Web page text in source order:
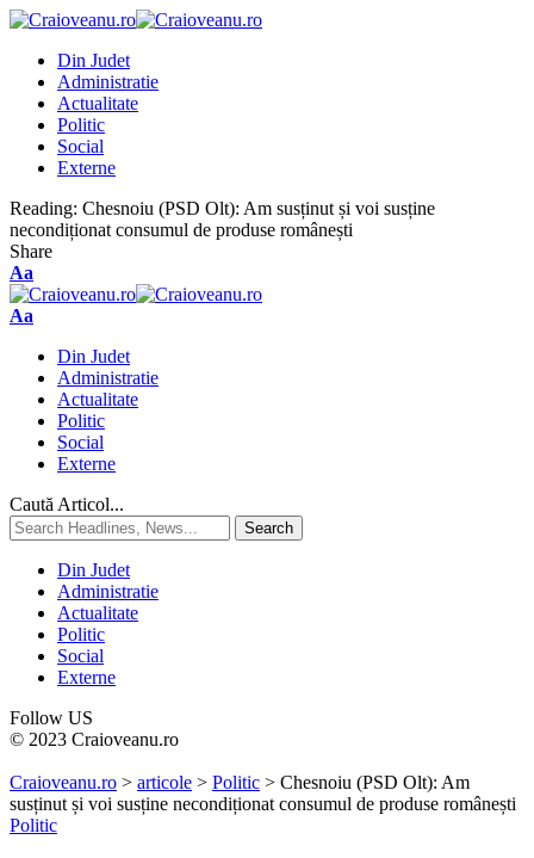
Din Judet
Administratie
Actualitate
Politic
Social
Externe
Reading: Chesnoiu (PSD Olt): Am susținut și voi susține
necondiționat consumul de produse românești
Share
Aa
Aa
Din Judet
Administratie
Actualitate
Politic
Social
Externe
Caută Articol...
Din Judet
Administratie
Actualitate
Politic
Social
Externe
Follow US
© 2023 Craioveanu.ro
Craioveanu.ro > articole > Politic > Chesnoiu (PSD Olt): Am
susținut și voi susține necondiționat consumul de produse românești
Politic